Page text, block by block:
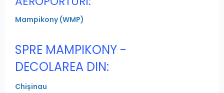
Mampikony (WMP)
SPRE MAMPIKONY -
DECOLAREA DIN:
Chișinau